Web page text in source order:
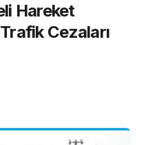
Hareket
Cezaları